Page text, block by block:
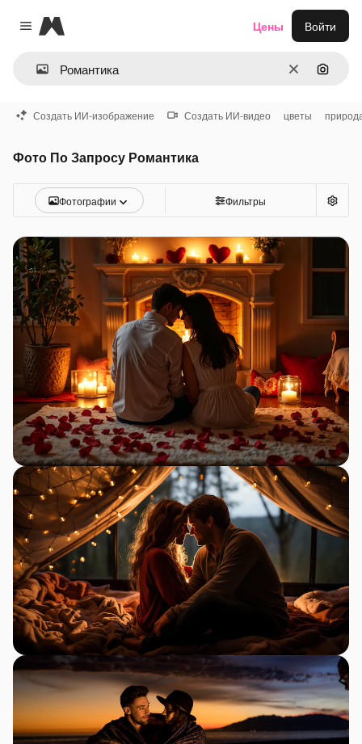
Close menu
Magnific
ОчиститьПоиск
Цены Войти
Создать ИИ-изображение Создать ИИ-видео цветы
Фото По Запросу Романтика
Фотографии Фильтры